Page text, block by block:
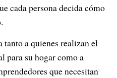
cada persona decida cómo
a quienes realizan el
para su hogar como a
que necesitan